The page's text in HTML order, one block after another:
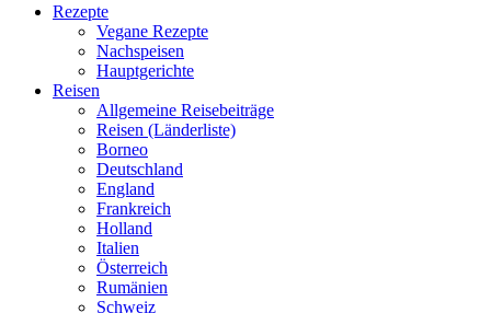
Rezepte
Vegane Rezepte
Nachspeisen
Hauptgerichte
Reisen
Allgemeine Reisebeiträge
Reisen (Länderliste)
Borneo
Deutschland
England
Frankreich
Holland
Italien
Österreich
Rumänien
Schweiz